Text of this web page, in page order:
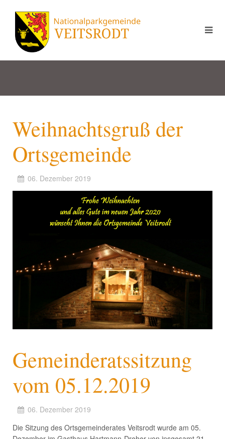
Weihnachtsgruß der
Ortsgemeinde
06. Dezember 2019
Gemeinderatssitzung
vom 05.12.2019
06. Dezember 2019
Die Sitzung des Ortsgemeinderates Veitsrodt wurde am 05.